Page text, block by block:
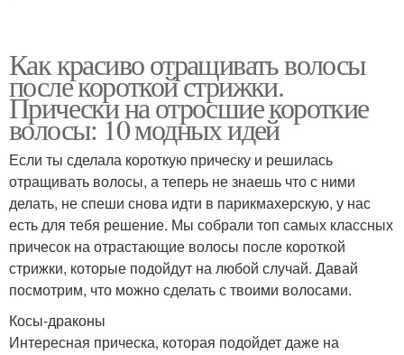
Как красиво отращивать волосы
после короткой стрижки.
Прически на отросшие короткие
волосы: 10 модных идей
Если ты сделала короткую прическу и решилась
отращивать волосы, а теперь не знаешь что с ними
делать, не спеши снова идти в парикмахерскую, у нас
есть для тебя решение. Мы собрали топ самых классных
причесок на отрастающие волосы после короткой
стрижки, которые подойдут на любой случай. Давай
посмотрим, что можно сделать с твоими волосами.
Косы-драконы
Интересная прическа, которая подойдет даже на